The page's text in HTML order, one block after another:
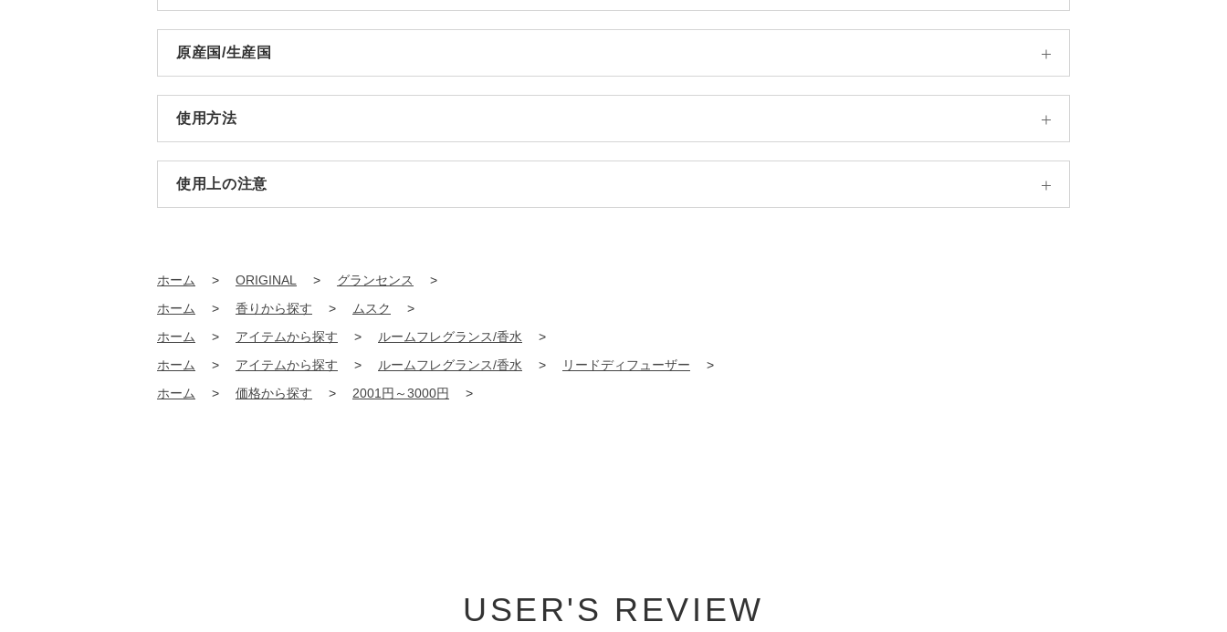
原産国/生産国
使用方法
使用上の注意
ホーム > ORIGINAL > グランセンス
>
ホーム
> 香りから探す > ムスク
>
ホーム
> アイテムから探す > ルームフレグランス/香水
>
ホーム
> アイテムから探す > ルームフレグランス/香水 > リードディフューザー
>
ホーム
> 価格から探す > 2001円～3000円 >
USER'S REVIEW